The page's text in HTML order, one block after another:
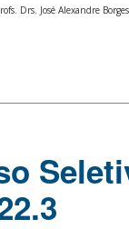
Drs. José Alexandre